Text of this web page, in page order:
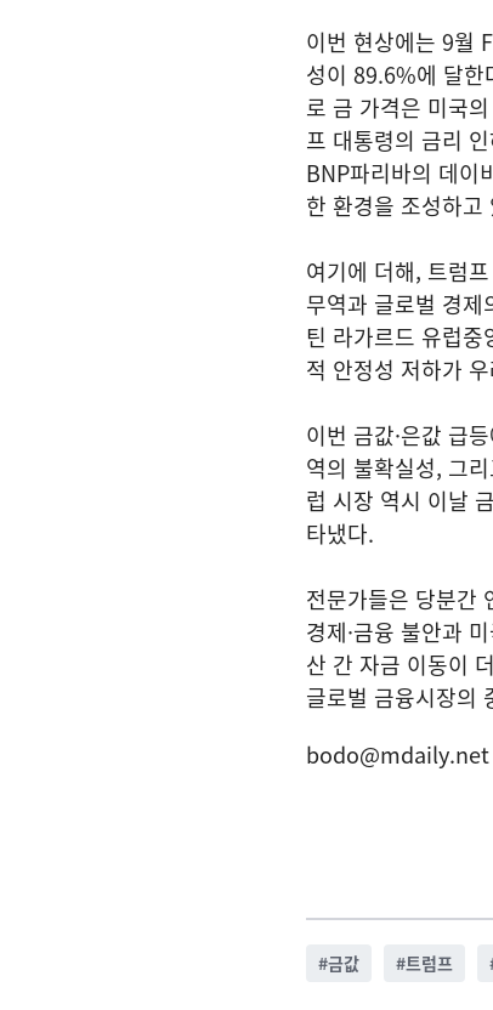
이번 현상에는 9월
성이 89.6%에 달한
로 금 가격은 미국
프 대통령의 금리
BNP파리바의 데이
한 환경을 조성하
여기에 더해, 트럼
무역과 글로벌 경
틴 라가르드 유럽
적 안정성 저하가
이번 금값·은값 급
역의 불확실성, 그
럽 시장 역시 이날
타냈다.
전문가들은 당분간
경제·금융 불안과
산 간 자금 이동이
글로벌 금융시장의
bodo@mdaily.net
#금값 #트럼프